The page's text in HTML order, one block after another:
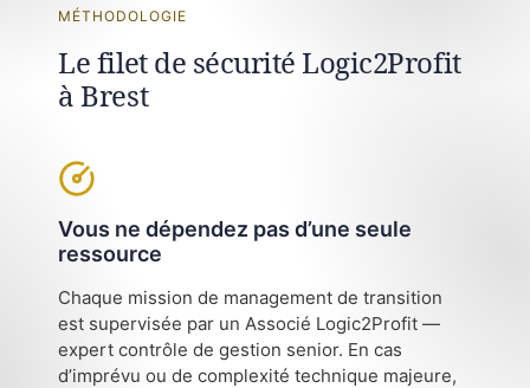
MÉTHODOLOGIE
Le filet de sécurité Logic2Profit
à Brest
Vous ne dépendez pas d’une seule
ressource
Chaque mission de management de transition
est supervisée par un Associé Logic2Profit —
expert contrôle de gestion senior. En cas
d’imprévu ou de complexité technique majeure,